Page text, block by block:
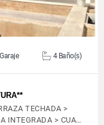
4 Baño(s)
TECHADA >
INTEGRADA > CUA…